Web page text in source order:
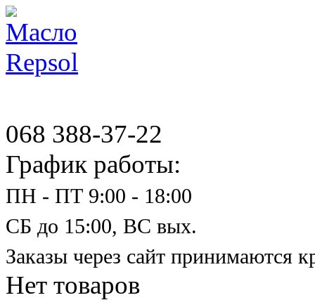
068 388-37-22
График работы:
ПН - ПТ 9:00 - 18:00
СБ до 15:00, ВС вых.
Заказы через сайт принимаются
Нет товаров